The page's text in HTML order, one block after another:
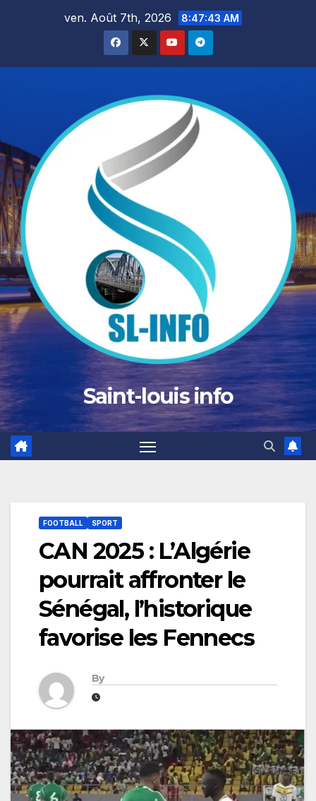
ven. Août 7th, 2026 8:47:44 AM
Saint-louis info
FOOTBALL SPORT
CAN 2025 : L’Algérie
pourrait affronter le
Sénégal, l’historique
favorise les Fennecs
By